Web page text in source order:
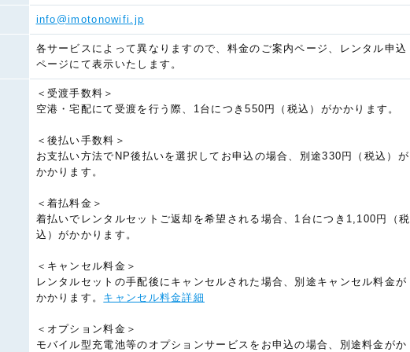
info@imotonowifi.jp
各サービスによって異なりますので、料金のご案内ページ、レンタル申込
ページにて表示いたします。
＜受渡手数料＞
空港・宅配にて受渡を行う際、1台につき550円（税込）がかかります。
＜後払い手数料＞
お支払い方法でNP後払いを選択してお申込の場合、別途330円（税込）が
かかります。
＜着払料金＞
着払いでレンタルセットご返却を希望される場合、1台につき1,100円（税
込）がかかります。
＜キャンセル料金＞
レンタルセットの手配後にキャンセルされた場合、別途キャンセル料金が
かかります。 キャンセル料金詳細
＜オプション料金＞
モバイル型充電池等のオプションサービスをお申込の場合、別途料金がか